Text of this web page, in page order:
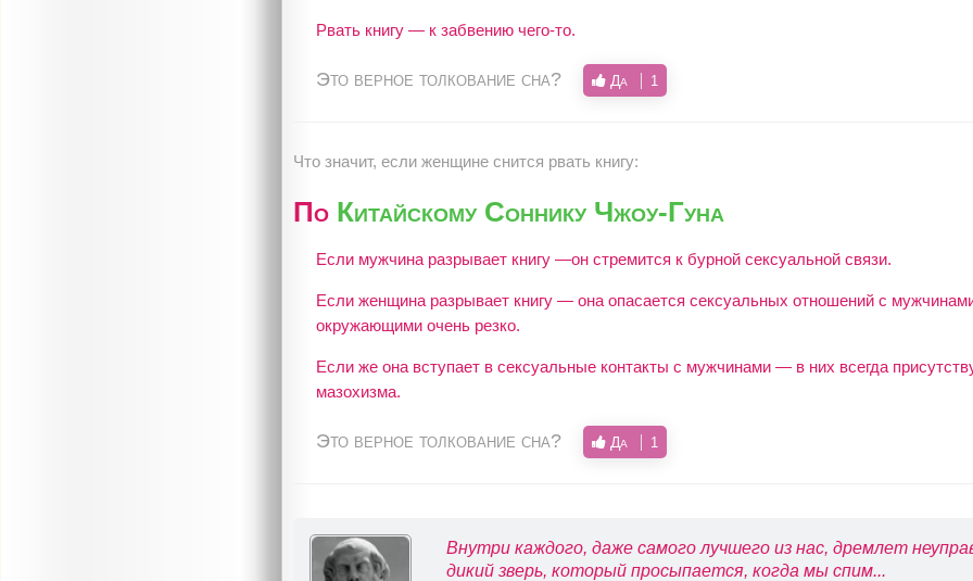
Рвать книгу — к забвению чего-то.
Это верное толкование сна? Да 1
Что значит, если женщине снится рвать книгу:
По Китайскому Соннику Чжоу-Гуна
Если мужчина разрывает книгу —он стремится к бурной сексуальной связи.
Если женщина разрывает книгу — она опасается сексуальных отношений с
окружающими очень резко.
Если же она вступает в сексуальные контакты с мужчинами — в них всегда
мазохизма.
Это верное толкование сна? Да 1
Внутри каждого, даже самого лучшего из нас, дремлет
дикий зверь, который просыпается, когда мы спим...